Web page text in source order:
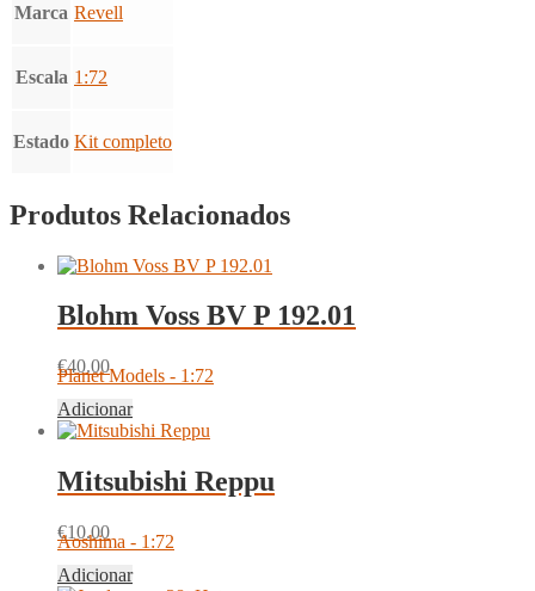
Marca Revell
Escala 1:72
Estado Kit completo
Produtos Relacionados
Blohm Voss BV P 192.01
€40.00
Planet Models - 1:72
Adicionar
Mitsubishi Reppu
€10.00
Aoshima - 1:72
Adicionar